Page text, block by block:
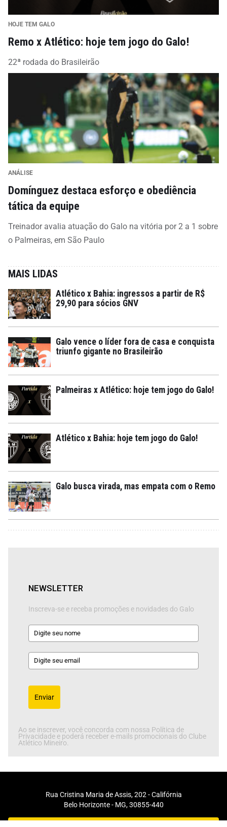
HOJE TEM GALO
Remo x Atlético: hoje tem jogo do Galo!
22ª rodada do Brasileirão
ANÁLISE
Domínguez destaca esforço e obediência
tática da equipe
Treinador avalia atuação do Galo na vitória por 2 a 1 sobre
o Palmeiras, em São Paulo
MAIS LIDAS
Atlético x Bahia: ingressos a partir de R$
29,90 para sócios GNV
Galo vence o líder fora de casa e conquista
triunfo gigante no Brasileirão
Palmeiras x Atlético: hoje tem jogo do Galo!
Atlético x Bahia: hoje tem jogo do Galo!
Galo busca virada, mas empata com o Remo
NEWSLETTER
Inscreva-se e receba promoções e novidades do Galo
Enviar
Ao se inscrever, você concorda com nossa Política de
Privacidade e poderá receber e-mails promocionais do Clube
Atlético Mineiro.
Rua Cristina Maria de Assis, 202 - Califórnia
Belo Horizonte - MG, 30855-440